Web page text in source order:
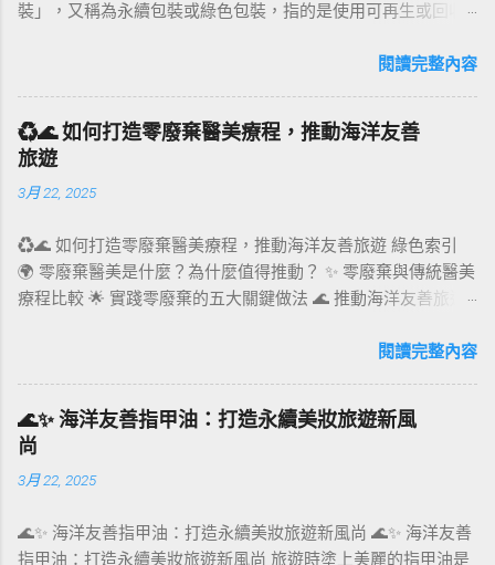
裝」，又稱為永續包裝或綠色包裝，指的是使用可再生或回收
能、水力和太陽能等潔淨能源。本文將透過環保包裝案例、法
的創新與挑戰。 環保包裝的定義與核心價值 環保包裝不僅是
「可回收」的代名詞，它還包括以下核心價值： 材質選擇 ：優
先使用生物基材料，如竹纖維、甘蔗渣和咖啡渣等，替代塑
料。 製造過程 ：減少能源消耗，降低污染排放。 設計創意 ：
例如英國品客薯片的可回收包裝，採用耐用且可回收的紙質材
料，展示了如何以創新材質挑戰傳統塑料包裝的地位。 環保包
材法規的推動力 環保包材的發展背後，國際和地方法規起到了
重複使用或可回收標準。 台灣政策 ：推動減塑法規，鼓勵商家
使用可堆肥或可再利用的包裝。 美國新興州法 ：如加州要求食
品和飲料業採用至少30%的回收材料。 環保包裝設計的趨勢與
創新 現代環保包裝設計朝著多元化、智能化方向發展，以下列
甘蔗纖維，已被廣泛應用於食品包裝盒的設計，能快速分解並
解材料製成，能在自然環境中迅速分解，完美解決傳統煙草包
閱讀完整內容
♻️🌊 如何打造零廢棄醫美療程，推動海洋友善
旅遊
3月 22, 2025
♻️🌊 如何打造零廢棄醫美療程，推動海洋友善旅遊 綠色索引
🌍 零廢棄醫美是什麼？為什麼值得推動？ ✨ 零廢棄與傳統醫美
療程比較 🌟 實踐零廢棄的五大關鍵做法 🌊 推動海洋友善旅遊
分享 ❓ FAQ 常見問題 🌍 零廢棄醫美是什麼？為什麼值得推動？
次性用品的使用、降低碳足跡、推動可重複使用與可回收材
料，並與供應商合作實現永續採購。這不僅僅是一種環保行
動，更是企業對永續旅遊與責任醫療的承諾。 面對全球旅遊回
溫，許多旅客開始重視環境影響，選擇更具責任感的服務供應
全、舒適且無愧於自然的療程體驗，同時為品牌建立綠色競爭
閱讀完整內容
🌊✨ 海洋友善指甲油：打造永續美妝旅遊新風
尚
3月 22, 2025
🌊✨ 海洋友善指甲油：打造永續美妝旅遊新風尚 🌊✨ 海洋友善
指甲油：打造永續美妝旅遊新風尚 旅遊時塗上美麗的指甲油是